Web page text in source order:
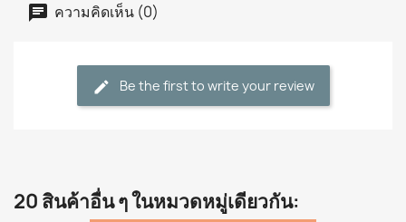
ความคิดเห็น (0)
Be the first to write your review
20 สินค้าอื่น ๆ ในหมวดหมู่เดียวกัน: